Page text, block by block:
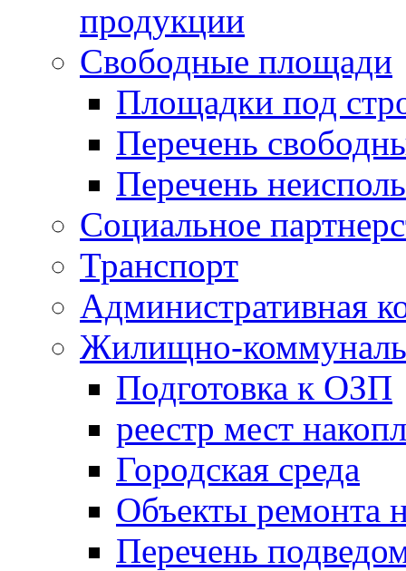
продукции
Свободные площади
Площадки под
Перечень
Перечень
Социальное
Транспорт
Административная
Жилищно-
Подготовка к ОЗП
реестр мест
Городская среда
Объекты ремонта
Перечень